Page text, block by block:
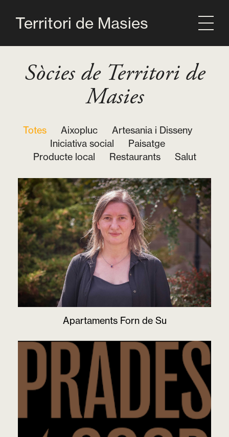
Territori de Masies
Sòcies de Territori de
Masies
Totes Aixopluc
Artesania i Disseny
Iniciativa social
Paisatge
Producte local
Restaurants Salut
Apartaments Forn de Su